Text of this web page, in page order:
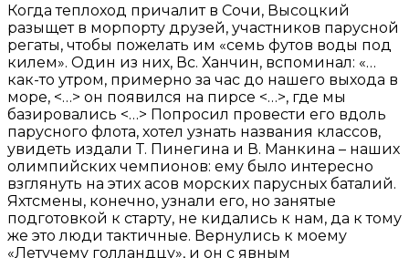
Когда теплоход причалит в Сочи, Высоцкий
разыщет в морпорту друзей, участников парусной
регаты, чтобы пожелать им «семь футов воды под
килем». Один из них, Вс. Ханчин, вспоминал: «…
как-то утром, примерно за час до нашего выхода в
море, <…> он появился на пирсе <…>, где мы
базировались <…> Попросил провести его вдоль
парусного флота, хотел узнать названия классов,
увидеть издали Т. Пинегина и В. Манкина – наших
олимпийских чемпионов: ему было интересно
взглянуть на этих асов морских парусных баталий.
Яхтсмены, конечно, узнали его, но занятые
подготовкой к старту, не кидались к нам, да к тому
же это люди тактичные. Вернулись к моему
«Летучему голландцу», и он с явным